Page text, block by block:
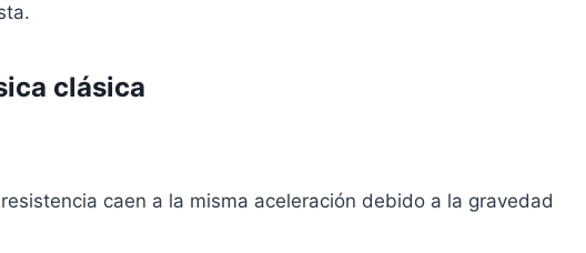
clásica
caen a la misma aceleración debido a la gravedad